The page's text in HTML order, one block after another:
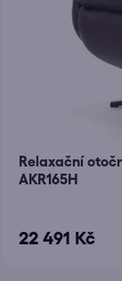
Relaxační
AKR165H
22 491 Kč